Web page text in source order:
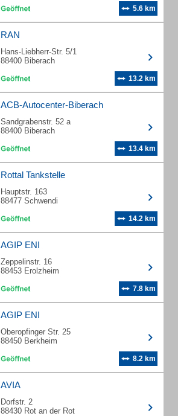
5.6 km
RAN
Hans-Liebherr-Str. 5/1
88400 Biberach
13.2 km
ACB-Autocenter-Biberach
Sandgrabenstr. 52 a
88400 Biberach
13.4 km
Rottal Tankstelle
Hauptstr. 163
88477 Schwendi
14.2 km
AGIP ENI
Zeppelinstr. 16
88453 Erolzheim
7.8 km
AGIP ENI
Oberopfinger Str. 25
88450 Berkheim
8.2 km
AVIA
Dorfstr. 2
88430 Rot an der Rot